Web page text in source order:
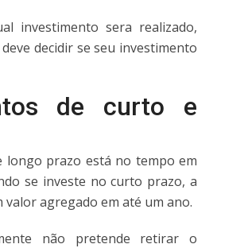
investimento sera realizado,
decidir se seu investimento
de curto e
longo prazo está no tempo em
se investe no curto prazo, a
agregado em até um ano.
não pretende retirar o